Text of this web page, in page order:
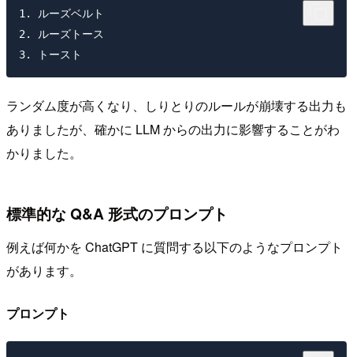
1. ルーズベルト
2. ルーズトース
ランダム度が高くなり、しりとりのルールが崩壊する出力も
ありましたが、確かに LLM からの出力に影響することがわ
かりました。
標準的な Q&A 形式のプロンプト
例えば何かを ChatGPT に質問する以下のようなプロンプト
があります。
プロンプト